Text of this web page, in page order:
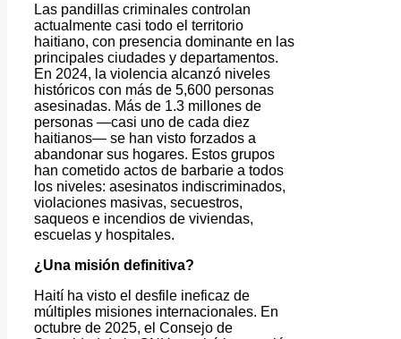
Las pandillas criminales controlan
actualmente casi todo el territorio
haitiano, con presencia dominante en las
principales ciudades y departamentos.
En 2024, la violencia alcanzó niveles
históricos con más de 5,600 personas
asesinadas. Más de 1.3 millones de
personas —casi uno de cada diez
haitianos— se han visto forzados a
abandonar sus hogares. Estos grupos
han cometido actos de barbarie a todos
los niveles: asesinatos indiscriminados,
violaciones masivas, secuestros,
saqueos e incendios de viviendas,
escuelas y hospitales.
¿Una misión definitiva?
Haití ha visto el desfile ineficaz de
múltiples misiones internacionales. En
octubre de 2025, el Consejo de